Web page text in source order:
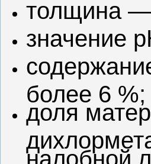
толщина
значение
более 6 %;
доля
налобной